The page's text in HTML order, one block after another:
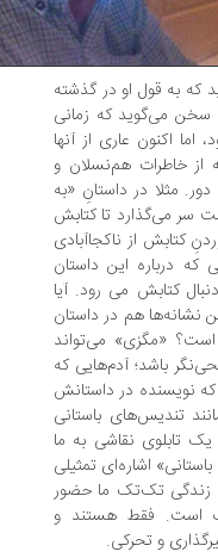
او در گذشته
که زمانی
عاری از آنها
هم‌نسلان و
در داستانِ «به
تا کتابش
از ناکجاآبادی
این داستان
می رود. آیا
هم در داستان
می‌تواند
آدم‌هایی که
در داستانش
باستانی
نقاشی به ما
اشاره‌ای تمثیلی
تک‌تک ما حضور
فقط هستند و
و تحرکی.